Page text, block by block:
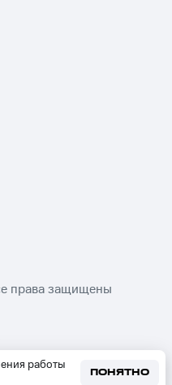
работы
ПОНЯТНО
права защищены